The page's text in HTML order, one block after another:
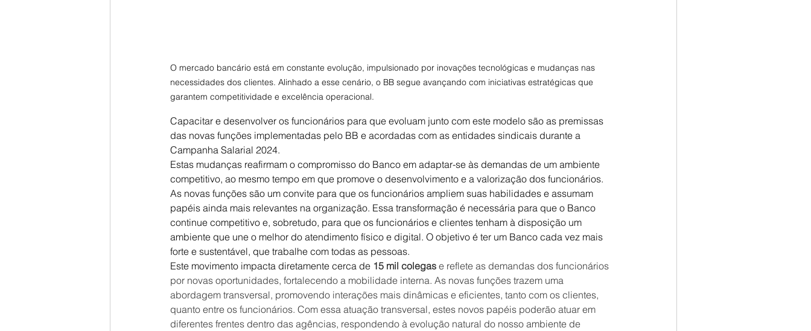
O mercado bancário está em constante evolução, impulsionado por inovações tecnológicas e mudanças nas
necessidades dos clientes. Alinhado a esse cenário, o BB segue avançando com iniciativas estratégicas que
garantem competitividade e excelência operacional.
Capacitar e desenvolver os funcionários para que evoluam junto com este modelo são as premissas
das novas funções implementadas pelo BB e acordadas com as entidades sindicais durante a
Campanha Salarial 2024.
Estas mudanças reafirmam o compromisso do Banco em adaptar-se às demandas de um ambiente
competitivo, ao mesmo tempo em que promove o desenvolvimento e a valorização dos funcionários.
As novas funções são um convite para que os funcionários ampliem suas habilidades e assumam
papéis ainda mais relevantes na organização. Essa transformação é necessária para que o Banco
continue competitivo e, sobretudo, para que os funcionários e clientes tenham à disposição um
ambiente que une o melhor do atendimento físico e digital. O objetivo é ter um Banco cada vez mais
forte e sustentável, que trabalhe com todas as pessoas.
Este movimento impacta diretamente cerca de 15 mil colegas e reflete as demandas dos funcionários
por novas oportunidades, fortalecendo a mobilidade interna. As novas funções trazem uma
abordagem transversal, promovendo interações mais dinâmicas e eficientes, tanto com os clientes,
quanto entre os funcionários. Com essa atuação transversal, estes novos papéis poderão atuar em
diferentes frentes dentro das agências, respondendo à evolução natural do nosso ambiente de